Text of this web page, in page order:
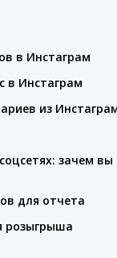
в Инстаграм
в Инстаграм
из
зачем вы
для отчета
розыгрыша